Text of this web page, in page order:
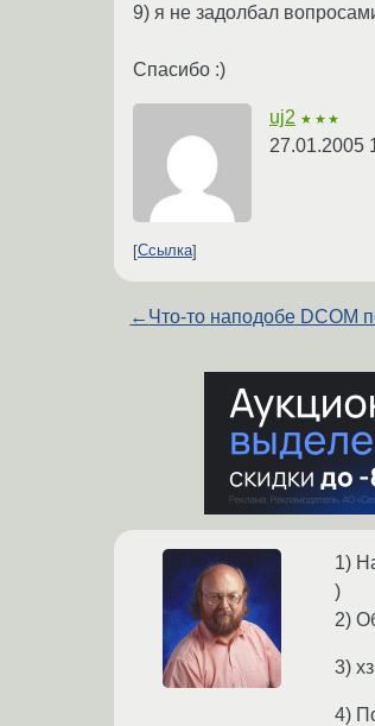
9) я не задолбал
Спасибо :)
uj2 ★★★
27.01.2005
Ссылка
← Что-то наподобе DCOM
1)
)
2)
3)
4)